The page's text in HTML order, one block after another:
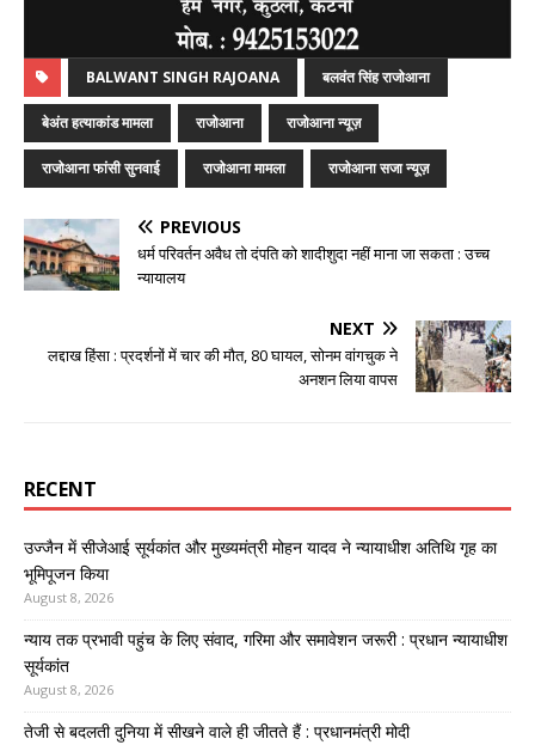
BALWANT SINGH RAJOANA बलवंत सिंह राजोआना
बेअंत हत्याकांड मामला राजोआना राजोआना न्यूज़
राजोआना फांसी सुनवाई राजोआना मामला राजोआना सजा न्यूज़
PREVIOUS
धर्म परिवर्तन अवैध तो दंपति को शादीशुदा नहीं माना जा सकता : उच्च
न्यायालय
NEXT
लद्दाख हिंसा : प्रदर्शनों में चार की मौत, 80 घायल, सोनम वांगचुक ने
अनशन लिया वापस
RECENT
उज्जैन में सीजेआई सूर्यकांत और मुख्यमंत्री मोहन यादव ने न्यायाधीश अतिथि गृह का
भूमिपूजन किया
August 8, 2026
न्याय तक प्रभावी पहुंच के लिए संवाद, गरिमा और समावेशन जरूरी : प्रधान न्यायाधीश
सूर्यकांत
August 8, 2026
तेजी से बदलती दुनिया में सीखने वाले ही जीतते हैं : प्रधानमंत्री मोदी